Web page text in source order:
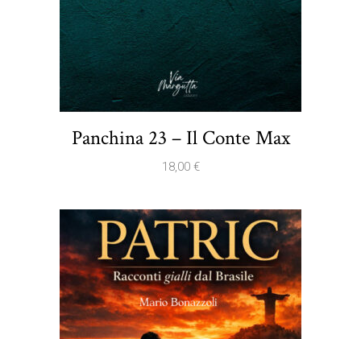
Panchina 23 – Il Conte Max
18,00 €